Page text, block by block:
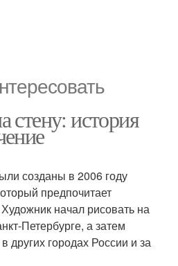
стену: история
созданы в 2006 году
предпочитает
начал рисовать на
Петербурге, а затем
других городах России и за